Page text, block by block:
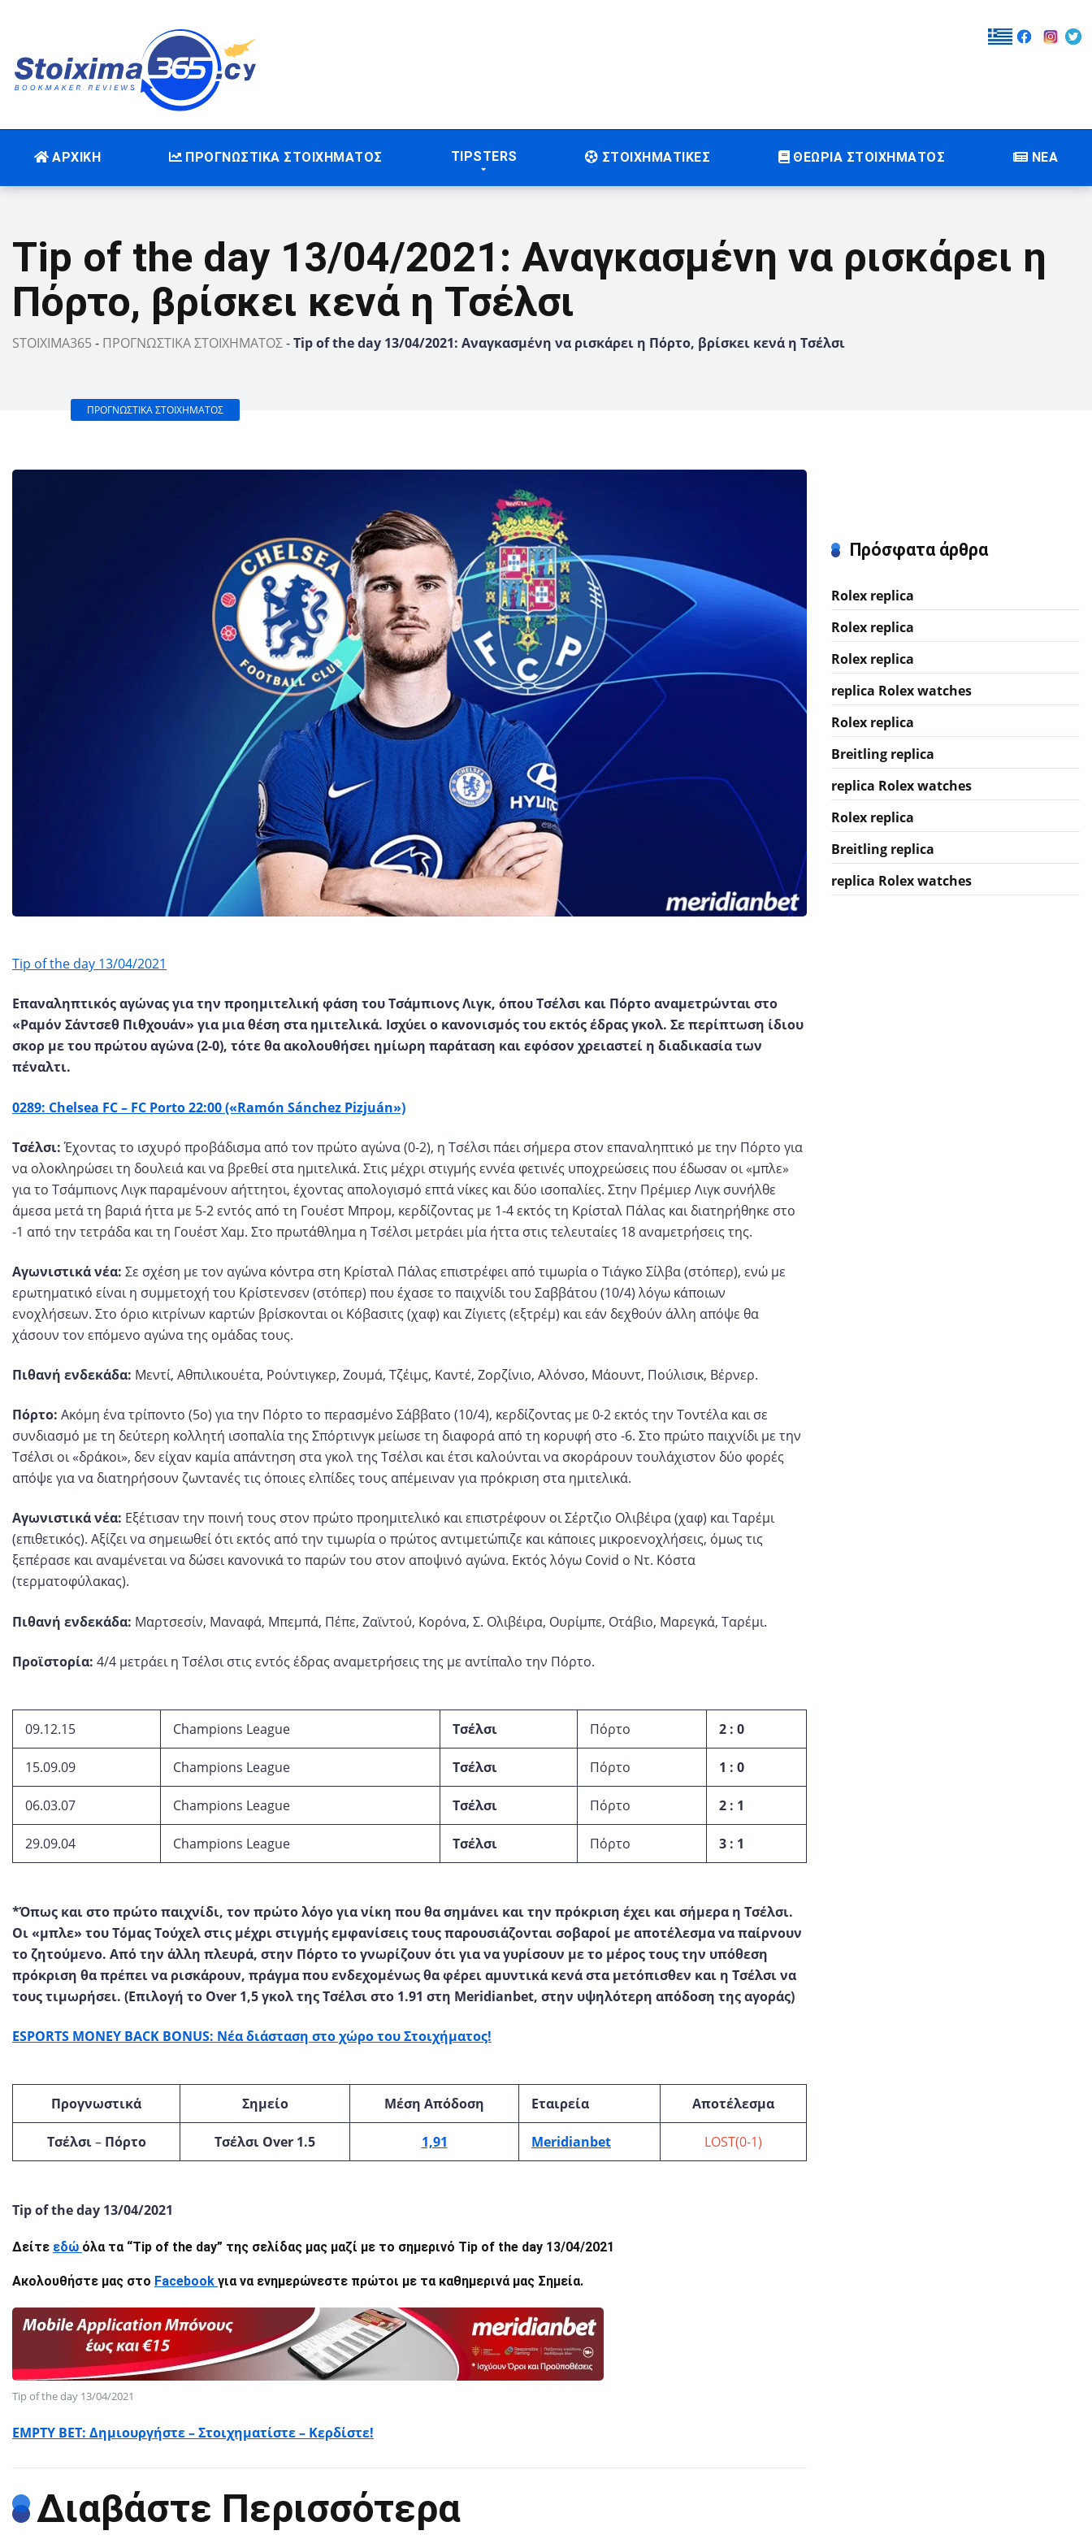
ΑΡΧΙΚΗ ΠΡΟΓΝΩΣΤΙΚΑ ΣΤΟΙΧΗΜΑΤΟΣ TIPSTERS ΣΤΟΙΧΗΜΑΤΙΚΕΣ ΘΕΩΡΙΑ ΣΤΟΙΧΗΜΑΤΟΣ ΝΕΑ
Tip of the day 13/04/2021: Αναγκασμένη να ρισκάρει η
Πόρτο, βρίσκει κενά η Τσέλσι
STOIXIMA365- ΠΡΟΓΝΩΣΤΙΚΑ ΣΤΟΙΧΗΜΑΤΟΣ-Tip of the day 13/04/2021: Αναγκασμένη να ρισκάρει η Πόρτο, βρίσκει κενά η Τσέλσι
ΠΡΟΓΝΩΣΤΙΚΑ ΣΤΟΙΧΗΜΑΤΟΣ
Tip of the day 13/04/2021
Επαναληπτικός αγώνας για την προημιτελική φάση του Τσάμπιονς Λιγκ, όπου Τσέλσι και Πόρτο αναμετρώνται στο
«Ραμόν Σάντσεθ Πιθχουάν» για μια θέση στα ημιτελικά. Ισχύει ο κανονισμός του εκτός έδρας γκολ. Σε περίπτωση ίδιου
σκορ με του πρώτου αγώνα (2-0), τότε θα ακολουθήσει ημίωρη παράταση και εφόσον χρειαστεί η διαδικασία των
πέναλτι.
0289: Chelsea FC – FC Porto 22:00 («Ramón Sánchez Pizjuán»)
Τσέλσι:Έχοντας το ισχυρό προβάδισμα από τον πρώτο αγώνα (0-2), η Τσέλσι πάει σήμερα στον επαναληπτικό με την Πόρτο για
να ολοκληρώσει τη δουλειά και να βρεθεί στα ημιτελικά. Στις μέχρι στιγμής εννέα φετινές υποχρεώσεις που έδωσαν οι «μπλε»
για το Τσάμπιονς Λιγκ παραμένουν αήττητοι, έχοντας απολογισμό επτά νίκες και δύο ισοπαλίες. Στην Πρέμιερ Λιγκ συνήλθε
άμεσα μετά τη βαριά ήττα με 5-2 εντός από τη Γουέστ Μπρομ, κερδίζοντας με 1-4 εκτός τη Κρίσταλ Πάλας και διατηρήθηκε στο
-1 από την τετράδα και τη Γουέστ Χαμ. Στο πρωτάθλημα η Τσέλσι μετράει μία ήττα στις τελευταίες 18 αναμετρήσεις της.
Αγωνιστικά νέα: Σε σχέση με τον αγώνα κόντρα στη Κρίσταλ Πάλας επιστρέφει από τιμωρία ο Τιάγκο Σίλβα (στόπερ), ενώ με
ερωτηματικό είναι η συμμετοχή του Κρίστενσεν (στόπερ) που έχασε το παιχνίδι του Σαββάτου (10/4) λόγω κάποιων
ενοχλήσεων. Στο όριο κιτρίνων καρτών βρίσκονται οι Κόβασιτς (χαφ) και Ζίγιετς (εξτρέμ) και εάν δεχθούν άλλη απόψε θα
χάσουν τον επόμενο αγώνα της ομάδας τους.
Πιθανή ενδεκάδα: Μεντί, Αθπιλικουέτα, Ρούντιγκερ, Ζουμά, Τζέιμς, Καντέ, Ζορζίνιο, Αλόνσο, Μάουντ, Πούλισικ, Βέρνερ.
Πόρτο: Ακόμη ένα τρίποντο (5ο) για την Πόρτο το περασμένο Σάββατο (10/4), κερδίζοντας με 0-2 εκτός την Τοντέλα και σε
συνδιασμό με τη δεύτερη κολλητή ισοπαλία της Σπόρτινγκ μείωσε τη διαφορά από τη κορυφή στο -6. Στο πρώτο παιχνίδι με την
Τσέλσι οι «δράκοι», δεν είχαν καμία απάντηση στα γκολ της Τσέλσι και έτσι καλούνται να σκοράρουν τουλάχιστον δύο φορές
απόψε για να διατηρήσουν ζωντανές τις όποιες ελπίδες τους απέμειναν για πρόκριση στα ημιτελικά.
Αγωνιστικά νέα: Εξέτισαν την ποινή τους στον πρώτο προημιτελικό και επιστρέφουν οι Σέρτζιο Ολιβέιρα (χαφ) και Ταρέμι
(επιθετικός). Αξίζει να σημειωθεί ότι εκτός από την τιμωρία ο πρώτος αντιμετώπιζε και κάποιες μικροενοχλήσεις, όμως τις
ξεπέρασε και αναμένεται να δώσει κανονικά το παρών του στον αποψινό αγώνα. Εκτός λόγω Covid ο Ντ. Κόστα
(τερματοφύλακας).
Πιθανή ενδεκάδα: Μαρτσεσίν, Μαναφά, Μπεμπά, Πέπε, Ζαϊντού, Κορόνα, Σ. Ολιβέιρα, Ουρίμπε, Οτάβιο, Μαρεγκά, Ταρέμι.
Προϊστορία: 4/4 μετράει η Τσέλσι στις εντός έδρας αναμετρήσεις της με αντίπαλο την Πόρτο.
09.12.15 Champions League Τσέλσι Πόρτο 2 : 0
15.09.09 Champions League Τσέλσι Πόρτο 1 : 0
06.03.07 Champions League Τσέλσι Πόρτο 2 : 1
29.09.04 Champions League Τσέλσι Πόρτο 3 : 1
*Όπως και στο πρώτο παιχνίδι, τον πρώτο λόγο για νίκη που θα σημάνει και την πρόκριση έχει και σήμερα η Τσέλσι.
Οι «μπλε» του Τόμας Τούχελ στις μέχρι στιγμής εμφανίσεις τους παρουσιάζονται σοβαροί με αποτέλεσμα να παίρνουν
το ζητούμενο. Από την άλλη πλευρά, στην Πόρτο το γνωρίζουν ότι για να γυρίσουν με το μέρος τους την υπόθεση
πρόκριση θα πρέπει να ρισκάρουν, πράγμα που ενδεχομένως θα φέρει αμυντικά κενά στα μετόπισθεν και η Τσέλσι να
τους τιμωρήσει. (Επιλογή το Over 1,5 γκολ της Τσέλσι στο 1.91 στη Meridianbet, στην υψηλότερη απόδοση της αγοράς)
ESPORTS MONEY BACK BONUS: Νέα διάσταση στο χώρο του Στοιχήματος!
Προγνωστικά Σημείο Μέση Απόδοση Εταιρεία Αποτέλεσμα
Τσέλσι– Πόρτο Τσέλσι Over 1.5 1,91 Meridianbet LOST(0-1)
Tip of the day 13/04/2021
Δείτε εδώ όλα τα “Tip of the day” της σελίδας μας μαζί με το σημερινό Tip of the day 13/04/2021
Ακολουθήστε μας στο Facebook για να ενημερώνεστε πρώτοι με τα καθημερινά μας Σημεία.
Tip of the day 13/04/2021
EMPTY BET: Δημιουργήστε – Στοιχηματίστε – Κερδίστε!
Διαβάστε Περισσότερα
Πρόσφατα άρθρα
Rolex replica
Rolex replica
Rolex replica
replica Rolex watches
Rolex replica
Breitling replica
replica Rolex watches
Rolex replica
Breitling replica
replica Rolex watches